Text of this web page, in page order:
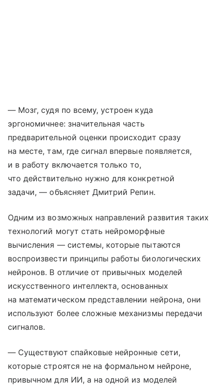
— Мозг, судя по всему, устроен куда
эргономичнее: значительная часть
предварительной оценки происходит сразу
на месте, там, где сигнал впервые появляется,
и в работу включается только то,
что действительно нужно для конкретной
задачи, — объясняет Дмитрий Репин.
Одним из возможных направлений развития таких
технологий могут стать нейроморфные
вычисления — системы, которые пытаются
воспроизвести принципы работы биологических
нейронов. В отличие от привычных моделей
искусственного интеллекта, основанных
на математическом представлении нейрона, они
используют более сложные механизмы передачи
сигналов.
— Существуют спайковые нейронные сети,
которые строятся не на формальном нейроне,
привычном для ИИ, а на одной из моделей